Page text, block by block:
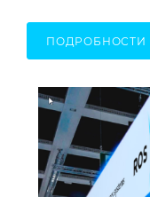
ПОДРОБНОСТИ